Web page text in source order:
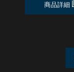
商品詳細